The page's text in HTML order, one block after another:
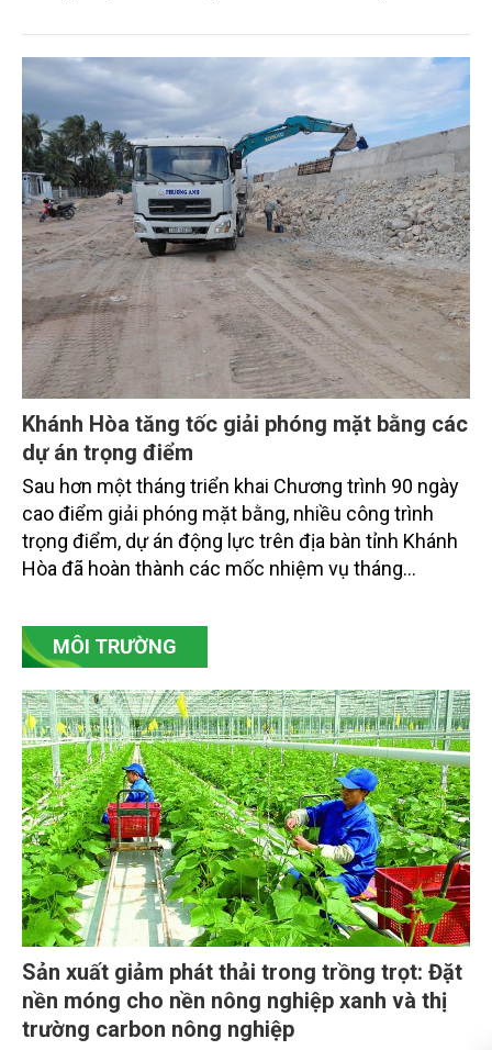
"phát triển kinh tế ven biển" sang "xây dựng quốc
gia biển mạnh". Trong bước chuyển ấy, ngành Nông
nghiệp và Môi trường giữ vai trò đặc biệt quan trọng,
từ hoàn thiện thể chế, quy hoạch không gian biển,
quản lý tài nguyên đến bảo vệ môi trường, phục hồi
hệ sinh thái và kiến tạo sinh kế bền vững cho người
dân ven biển, hải đảo.
Khánh Hòa tăng tốc giải phóng mặt bằng các
dự án trọng điểm
Sau hơn một tháng triển khai Chương trình 90 ngày
cao điểm giải phóng mặt bằng, nhiều công trình
trọng điểm, dự án động lực trên địa bàn tỉnh Khánh
Hòa đã hoàn thành các mốc nhiệm vụ tháng
vụ tháng 8 và tháng 9 đang được tiếp tục triển khai
với tiến độ khác nhau.
MÔI TRƯỜNG
Sản xuất giảm phát thải trong trồng trọt: Đặt
nền móng cho nền nông nghiệp xanh và thị
trường carbon nông nghiệp